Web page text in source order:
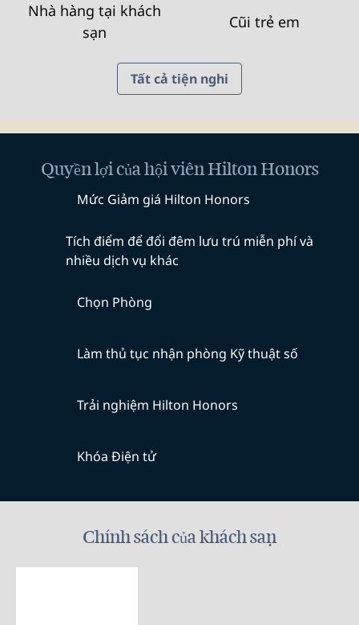
Nhà hàng tại khách
sạn
Cũi trẻ em
Tất cả tiện nghi
Quyền lợi của hội viên Hilton Honors
Mức Giảm giá Hilton Honors
Tích điểm để đổi đêm lưu trú miễn phí và
nhiều dịch vụ khác
Chọn Phòng
Làm thủ tục nhận phòng Kỹ thuật số
Trải nghiệm Hilton Honors
Khóa Điện tử
Chính sách của khách sạn